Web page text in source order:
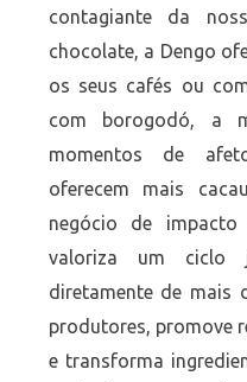
contagiante da
chocolate, a Dengo
os seus cafés ou
com borogodó, a
momentos de
oferecem mais
negócio de impacto
valoriza um ciclo
diretamente de mais
produtores, promove
e transforma